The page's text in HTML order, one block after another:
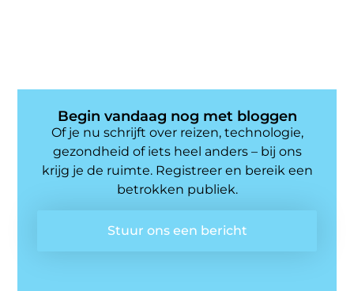
Begin vandaag nog met bloggen
Of je nu schrijft over reizen, technologie,
gezondheid of iets heel anders – bij ons
krijg je de ruimte. Registreer en bereik een
betrokken publiek.
Stuur ons een bericht